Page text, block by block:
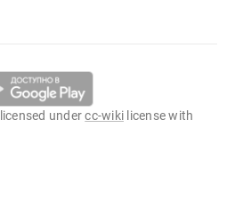
undercc-wiki license with